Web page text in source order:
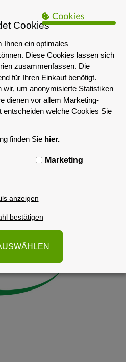
Angebot richtet sich nur an
die öffentliche Hand. Ein Verkauf
ist nicht möglich.
Cookies
Ihnen ein optimales
Diese Cookies lassen sich
zusammenfassen. Die
für Ihren Einkauf benötigt.
um anonymisierte Statistiken
dienen vor allem Marketing-
welche Cookies Sie
finden Sie hier.
Marketing
anzeigen
bestätigen